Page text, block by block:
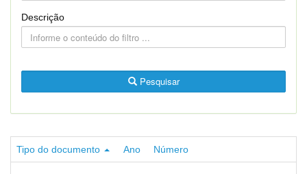
Descrição
Pesquisar
Tipo do documento Ano Número